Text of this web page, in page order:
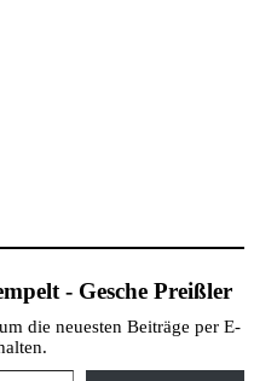
- Gesche Preißler
die neuesten Beiträge per E-